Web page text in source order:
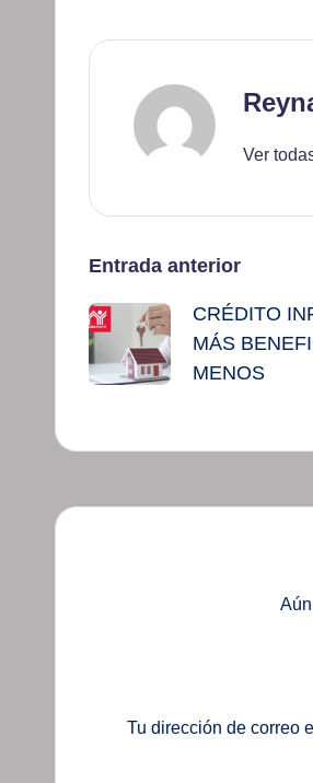
Ver
Navegación
de
entradas
Entrada anterior
CRÉDITO
MÁS
MENOS
Tu dirección de correo